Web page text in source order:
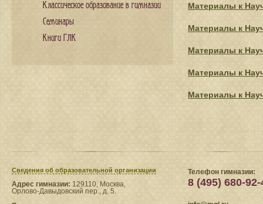
Материалы к
Материалы к
Материалы к
Материалы к
Материалы к
Классическое образование в гимназии
Семинары
Книги ГЛК
Сведения​ об образовательной организации
Адрес гимназии: 129110, Москва,
Орлово-Давыдовский пер., д. 5.
Телефон гимназии:
8 (495) 680-92-